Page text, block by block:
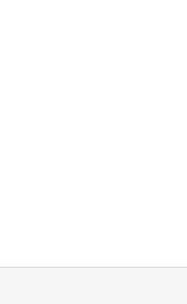
L